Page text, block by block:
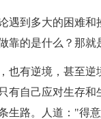
遇到多大的困难
靠的是什么？那就
也有逆境，甚至
有自己应对生存
生路。人道："得